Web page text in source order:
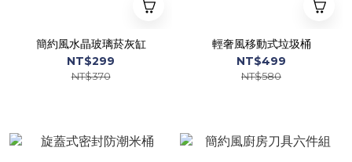
簡約風水晶玻璃菸灰缸
NT$299
NT$370
輕奢風移動式垃圾桶
NT$499
NT$580